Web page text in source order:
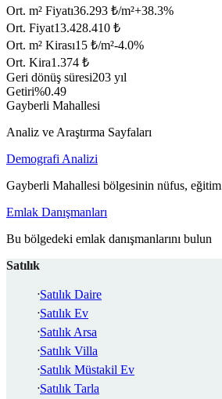
Ort. m² Fiyatı36.293 ₺/m²+38.3%
Ort. Fiyat13.428.410 ₺
Ort. m² Kirası15 ₺/m²-4.0%
Ort. Kira1.374 ₺
Geri dönüş süresi203 yıl
Getiri%0.49
Gayberli Mahallesi
Analiz ve Araştırma Sayfaları
Demografi Analizi
Gayberli Mahallesi bölgesinin nüfus, eğitim
Emlak Danışmanları
Bu bölgedeki emlak danışmanlarını bulun
Satılık
Satılık Daire
Satılık Ev
Satılık Arsa
Satılık Villa
Satılık Müstakil Ev
Satılık Tarla